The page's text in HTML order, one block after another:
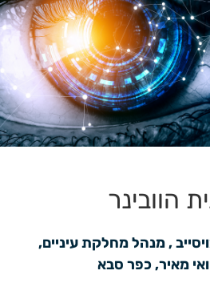
הוובינר
מאיר, כפר סבא